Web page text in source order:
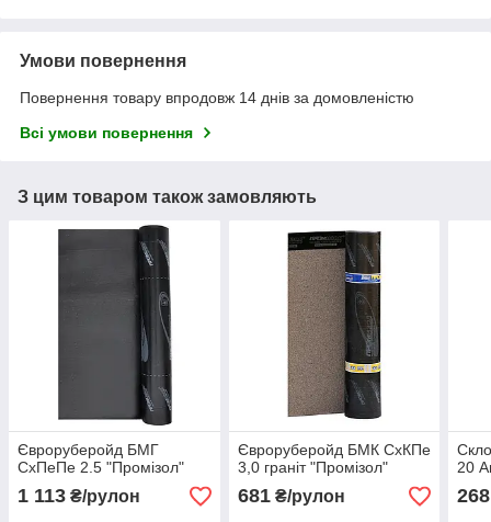
Умови повернення
Повернення товару впродовж 14 днів за домовленістю
Всі умови повернення
З цим товаром також замовляють
Євроруберойд БМГ
СхПеПе 2.5 "Промізол"
1 113 ₴/рулон
Євроруберойд БМК СхКПе
3,0 граніт "Промізол"
681₴/рулон
20
268